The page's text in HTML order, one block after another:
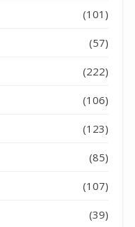
(101)
(57)
(222)
(106)
(123)
(85)
(107)
(39)